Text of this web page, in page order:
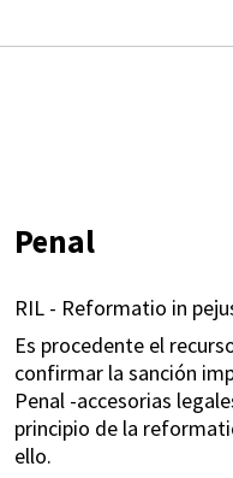
Penal
RIL - Reformatio in
Es procedente el
confirmar la sanción
Penal -accesorias
principio de la
ello.